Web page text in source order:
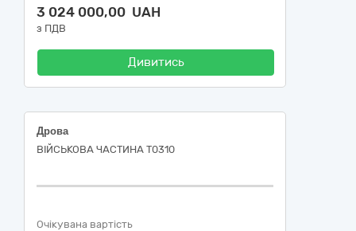
3 024 000,00 UAH
з ПДВ
Дивитись
Дрова
ВІЙСЬКОВА ЧАСТИНА Т0310
Очікувана вартість